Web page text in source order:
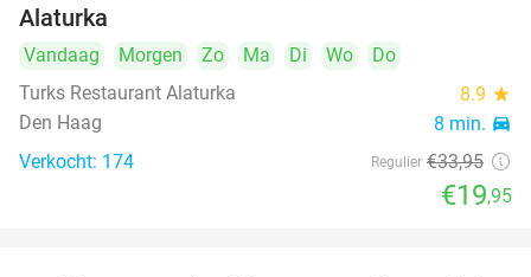
Alaturka
Vandaag Morgen Zo Ma Di Wo
Do
Turks Restaurant Alaturka
8.9 star
Den Haag 8 min. directions_car
Verkocht: 174 Regulier €33,95
€19,95